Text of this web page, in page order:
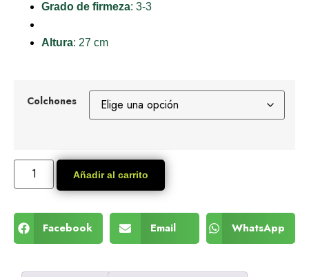
Grado de firmeza: 3-3
Altura: 27 cm
Colchones
Añadir al carrito
Facebook Email WhatsApp